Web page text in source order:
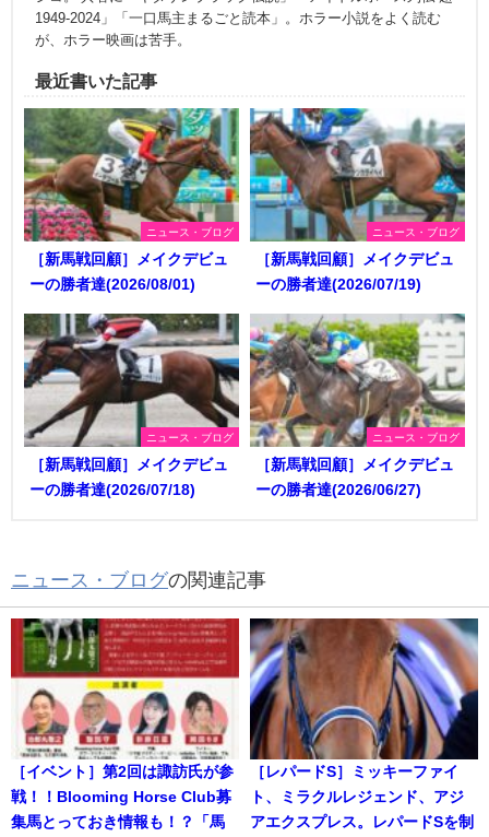
1949-2024」「一口馬主まるごと読本」。ホラー小説をよく読む
が、ホラー映画は苦手。
最近書いた記事
ニュース・ブログ
［新馬戦回顧］メイクデビュ
ーの勝者達(2026/08/01)
ニュース・ブログ
［新馬戦回顧］メイクデビュ
ーの勝者達(2026/07/19)
ニュース・ブログ
［新馬戦回顧］メイクデビュ
ーの勝者達(2026/07/18)
ニュース・ブログ
［新馬戦回顧］メイクデビュ
ーの勝者達(2026/06/27)
ニュース・ブログの関連記事
［イベント］第2回は諏訪氏が参
戦！！Blooming Horse Club募
集馬とっておき情報も！？「馬
［レパードS］ミッキーファイ
ト、ミラクルレジェンド、アジ
アエクスプレス。レパードSを制